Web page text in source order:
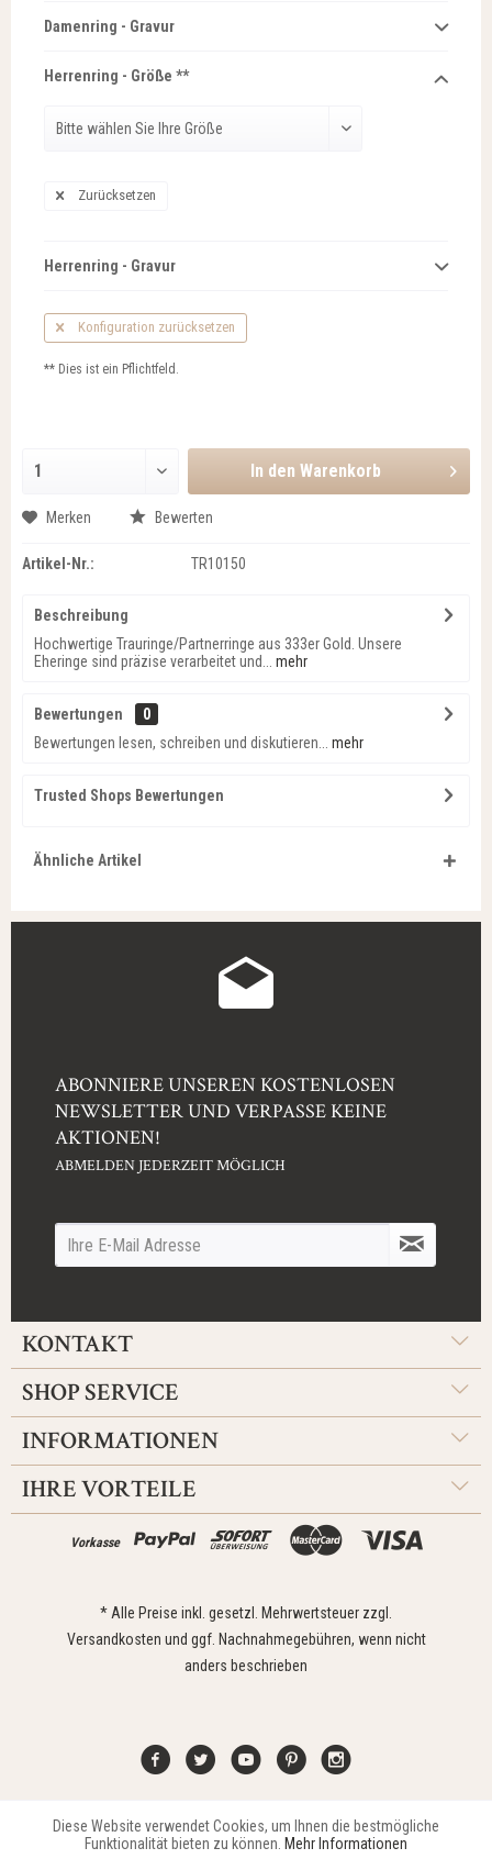
Damenring - Gravur
Herrenring - Größe **
Zurücksetzen
Herrenring - Gravur
Konfiguration zurücksetzen
** Dies ist ein Pflichtfeld.
In den Warenkorb
Merken Bewerten
Artikel-Nr.: TR10150
Beschreibung
Hochwertige Trauringe/Partnerringe aus 333er Gold. Unsere
Eheringe sind präzise verarbeitet und...
mehr
Bewertungen
0
Bewertungen lesen, schreiben und diskutieren...
mehr
Trusted Shops Bewertungen
Ähnliche Artikel
ABONNIERE UNSEREN KOSTENLOSEN
NEWSLETTER UND VERPASSE KEINE
AKTIONEN!
ABMELDEN JEDERZEIT MÖGLICH
KONTAKT
SHOP SERVICE
INFORMATIONEN
IHRE VORTEILE
Vorkasse
* Alle Preise inkl. gesetzl. Mehrwertsteuer zzgl.
Versandkosten und ggf. Nachnahmegebühren, wenn nicht
anders beschrieben
Kontakt Widerrufsrecht Impressum Versand Datenschutz
Funktionale Aktiv
Diese Website verwendet Cookies, um Ihnen die bestmögliche
Funktionalität bieten zu können. Mehr Informationen